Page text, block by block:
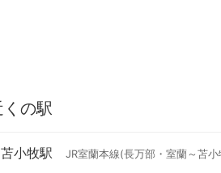
くの駅
苫小牧駅 JR室蘭本線(長万部・室蘭～苫